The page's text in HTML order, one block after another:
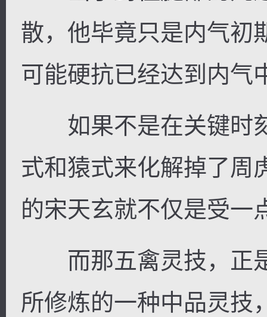
散，他毕竟只是内气初
可能硬抗已经达到内气
如果不是在关键时
式和猿式来化解掉了周
的宋天玄就不仅是受一
而那五禽灵技，正
所修炼的一种中品灵技